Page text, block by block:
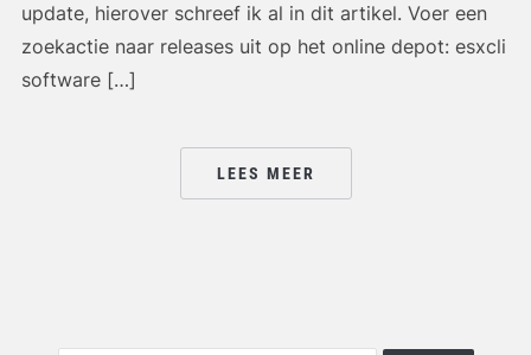
update, hierover schreef ik al in dit artikel. Voer een
zoekactie naar releases uit op het online depot: esxcli
software […]
LEES MEER